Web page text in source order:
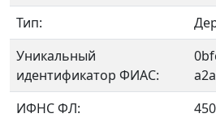
Тип:
Уникальный
идентификатор ФИАС:
ИФНС ФЛ: